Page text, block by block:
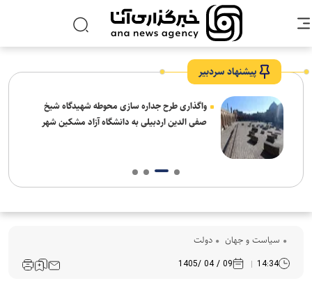
پیشنهاد سردبیر
واگذاری طرح جداره سازی محوطه شهیدگاه شیخ
صفی الدین اردبیلی به دانشگاه آزاد مشکین شهر
سیاست و جهان دولت
14:34
09 / 04 /1405